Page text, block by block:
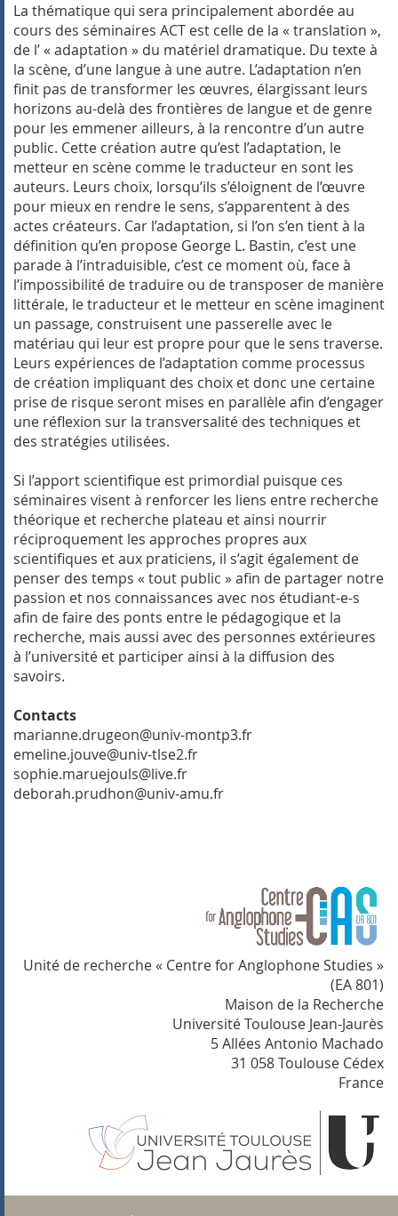
La thématique qui sera principalement abordée au
cours des séminaires ACT est celle de la « translation »,
de l’ « adaptation » du matériel dramatique. Du texte à
la scène, d’une langue à une autre. L’adaptation n’en
finit pas de transformer les œuvres, élargissant leurs
horizons au-delà des frontières de langue et de genre
pour les emmener ailleurs, à la rencontre d’un autre
public. Cette création autre qu’est l’adaptation, le
metteur en scène comme le traducteur en sont les
auteurs. Leurs choix, lorsqu’ils s’éloignent de l’œuvre
pour mieux en rendre le sens, s’apparentent à des
actes créateurs. Car l’adaptation, si l’on s’en tient à la
définition qu’en propose George L. Bastin, c’est une
parade à l’intraduisible, c’est ce moment où, face à
l’impossibilité de traduire ou de transposer de manière
littérale, le traducteur et le metteur en scène imaginent
un passage, construisent une passerelle avec le
matériau qui leur est propre pour que le sens traverse.
Leurs expériences de l’adaptation comme processus
de création impliquant des choix et donc une certaine
prise de risque seront mises en parallèle afin d’engager
une réflexion sur la transversalité des techniques et
des stratégies utilisées.
Si l’apport scientifique est primordial puisque ces
séminaires visent à renforcer les liens entre recherche
théorique et recherche plateau et ainsi nourrir
réciproquement les approches propres aux
scientifiques et aux praticiens, il s’agit également de
penser des temps « tout public » afin de partager notre
passion et nos connaissances avec nos étudiant-e-s
afin de faire des ponts entre le pédagogique et la
recherche, mais aussi avec des personnes extérieures
à l’université et participer ainsi à la diffusion des
savoirs.
Contacts
marianne.drugeon@univ-montp3.fr
emeline.jouve@univ-tlse2.fr
sophie.maruejouls@live.fr
deborah.prudhon@univ-amu.fr
Unité de recherche « Centre for Anglophone Studies »
(EA 801)
Maison de la Recherche
Université Toulouse Jean-Jaurès
5 Allées Antonio Machado
31 058 Toulouse Cédex
France